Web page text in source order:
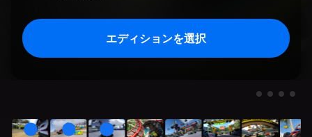
エディションを選択